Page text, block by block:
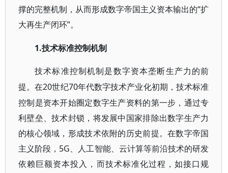
撑的完整机制，从而形成数字帝国主义资本输出的“扩
大再生产闭环”。
1.技术标准控制机制
技术标准控制机制是数字资本垄断生产力的前
提。在20世纪70年代数字技术产业化初期，技术标准
控制是资本开始圈定数字生产资料的第一步，通过专
利壁垒、技术封锁，将发展中国家排除出数字生产力
的核心领域，形成技术依附的历史前提。在数字帝国
主义阶段，5G、人工智能、云计算等前沿技术的研发
依赖巨额资本投入，而技术标准化过程，如接口规